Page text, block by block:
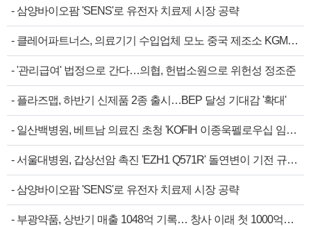
- 삼양바이오팜 'SENS'로 유전자 치료제 시장 공략
- 클레어파트너스, 의료기기 수입업체 모노 중국 제조소 KGM…
-'관리급여' 법정으로 간다…의협, 헌법소원으로 위헌성 정조준
- 플라즈맵, 하반기 신제품 2종 출시…BEP 달성 기대감 '확대'
- 일산백병원, 베트남 의료진 초청 'KOFIH 이종욱펠로우십 임…
-서울대병원, 갑상선암 촉진 'EZH1 Q571R' 돌연변이 기전 규…
- 삼양바이오팜 'SENS'로 유전자 치료제 시장 공략
- 부광약품, 상반기 매출 1048억 기록… 창사 이래 첫 1000억…